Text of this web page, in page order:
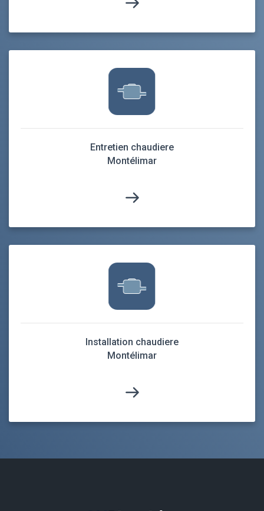
Entretien chaudiere
Montélimar
Installation chaudiere
Montélimar